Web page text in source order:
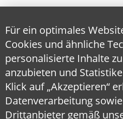
Für ein optimales
Cookies und ähnliche
personalisierte Inhalte
anzubieten und
Klick auf „Akzeptieren“
Datenverarbeitung
Drittanbieter gemäß